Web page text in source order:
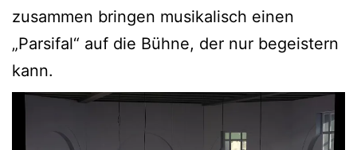
zusammen bringen musikalisch einen
„Parsifal“ auf die Bühne, der nur begeistern
kann.